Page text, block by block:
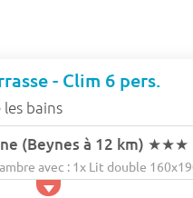
- Clim 6 pers.
bains
(Beynes à 12 km) ★★★
avec : 1x Lit double